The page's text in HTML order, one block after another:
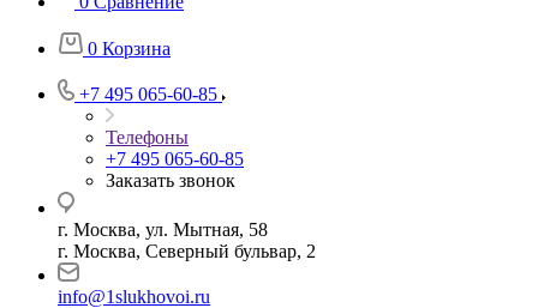
0 Корзина
+7 495 065-60-85
Телефоны
+7 495 065-60-85
Заказать звонок
г. Москва, ул. Мытная, 58
г. Москва, Северный бульвар, 2
info@1slukhovoi.ru